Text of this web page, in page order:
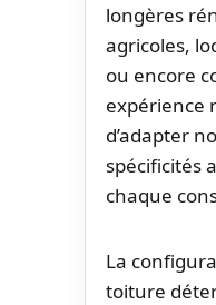
longères
agricoles,
ou encore
expérience
d’adapter
spécificités
chaque
La
toiture